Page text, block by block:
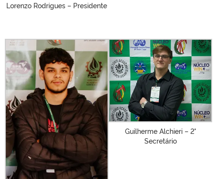
Lorenzo Rodrigues – Presidente
Guilherme Alchieri – 2°
Secretário